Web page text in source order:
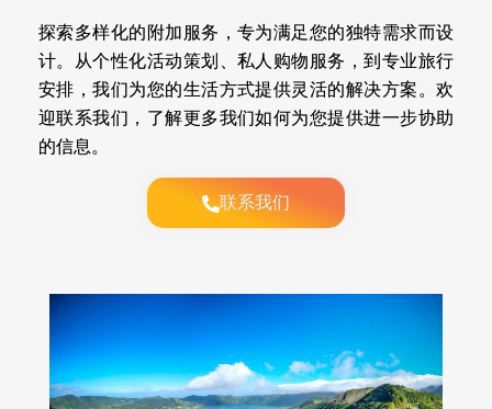
探索多样化的附加服务，专为满足您的独特需求而设
计。从个性化活动策划、私人购物服务，到专业旅行
安排，我们为您的生活方式提供灵活的解决方案。欢
迎联系我们，了解更多我们如何为您提供进一步协助
的信息。
联系我们